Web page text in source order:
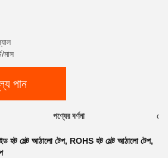
মাস
পান
পণ্যের বর্ণনা
হট মেল্ট আঠালো টেপ, ROHS হট মেল্ট আঠালো টেপ,